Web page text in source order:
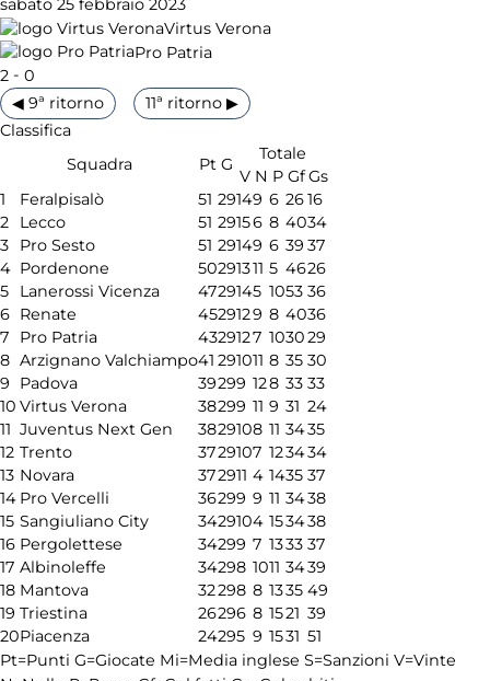
sabato 25 febbraio 2023
Virtus Verona
Pro Patria
2 - 0
◀ 9ª ritorno
11ª ritorno ▶
Classifica
Squadra
Pt G
Totale
V N P GfGs
1
Feralpisalò 51 29149 6 2616
2
Lecco 51 29156 8 4034
3
Pro Sesto 51 29149 6 39 37
4 Pordenone 50291311 5 4626
5
Lanerossi Vicenza 4729145 1053 36
6 Renate 4529129 8 4036
7
Pro Patria 4329127 103029
8 Arzignano Valchiampo41 291011 8 35 30
9
Padova 39299 128 33 33
10 Virtus Verona 38299 11 9 31 24
11 Juventus Next Gen 3829108 11 3435
12 Trento 3729107 123434
13 Novara 372911 4 1435 37
14 Pro Vercelli 36299 9 11 3438
15 Sangiuliano City 3429104 153438
16 Pergolettese 34299 7 1333 37
17 Albinoleffe 34298 1011 3439
18 Mantova 32298 8 1335 49
19 Triestina 26296 8 1521 39
20Piacenza 24295 9 1531 51
Pt=Punti G=Giocate Mi=Media inglese S=Sanzioni V=Vinte